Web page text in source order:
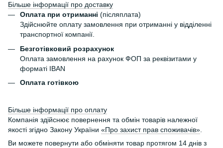
Більше інформації про доставку
Оплата при отриманні (післяплата)
Здійснюйте оплату замовлення при отриманні у відділенні
транспортної компанії.
Безготівковий розрахунок
Оплата замовлення на рахунок ФОП за реквізитами у
форматі IBAN
Оплата готівкою
Більше інформації про оплату
Компанія здійснює повернення та обмін товарів належної
якості згідно Закону України «Про захист прав споживачів».
Ви можете повернути або обміняти товар протягом 14 днів з